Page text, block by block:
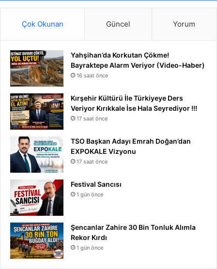
Çok Okunan Güncel Yorum
Yahşihan’da Korkutan Çökme!
Bayraktepe Alarm Veriyor (Video-Haber)
16 saat önce
Kırşehir Kültürü İle Türkiyeye Ders
Veriyor Kırıkkale İse Hala Seyrediyor !!!
17 saat önce
TSO Başkan Adayı Emrah Doğan’dan
EXPOKALE Vizyonu
17 saat önce
Festival Sancısı
1 gün önce
Şencanlar Zahire 30 Bin Tonluk Alımla
Rekor Kırdı
1 gün önce